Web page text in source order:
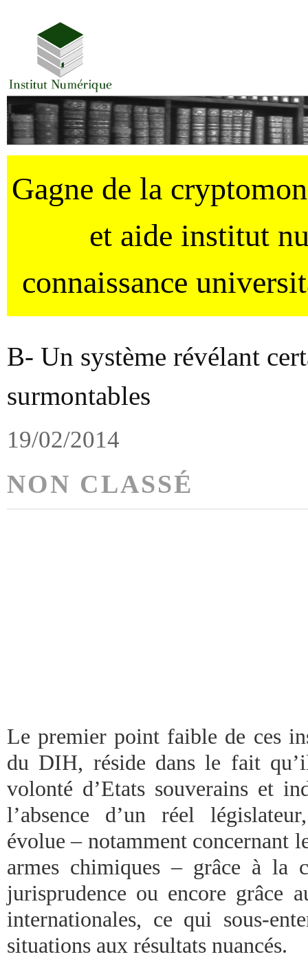
Gagne de la
et aide institut
connaissance
B- Un système révélant
surmontables
19/02/2014
NON CLASSÉ
Le premier point faible de ces
du DIH, réside dans le fait
volonté d’Etats souverains et
l’absence d’un réel
évolue – notamment concernant
armes chimiques – grâce à la
jurisprudence ou encore grâce
internationales, ce qui sous-
situations aux résultats nuancés.